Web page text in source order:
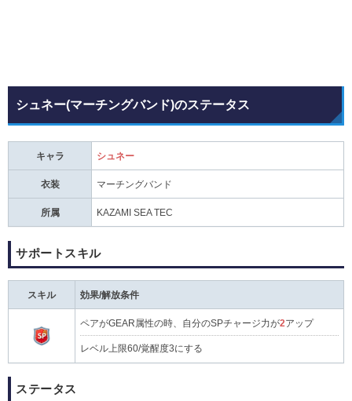
シュネー(マーチングバンド)のステータス
キャラ シュネー
衣装 マーチングバンド
所属 KAZAMI SEA TEC
サポートスキル
スキル 効果/解放条件
ペアがGEAR属性の時、自分のSPチャージ力が2アップ
レベル上限60/覚醒度3にする
ステータス